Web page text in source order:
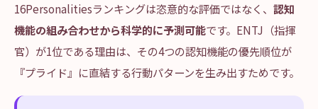
16Personalitiesランキングは恣意的な評価ではなく、 認知
機能の組み合わせから科学的に予測可能です。ENTJ（指揮
官）が1位である理由は、その4つの認知機能の優先順位が
『プライド』に直結する行動パターンを生み出すためです。